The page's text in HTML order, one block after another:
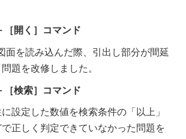
［開く］コマンド
面を読み込んだ際、引出し部分が間延
題を改修しました。
［検索］コマンド
設定した数値を検索条件の「以上」
で正しく判定できていなかった問題を